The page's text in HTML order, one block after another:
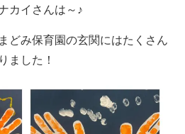
カイさんは～♪
どみ保育園の玄関にはたくさん
ました！